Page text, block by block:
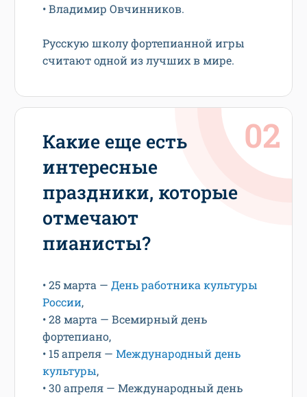
• Владимир Овчинников.
Русскую школу фортепианной игры
считают одной из лучших в мире.
Какие еще есть
интересные
праздники, которые
отмечают
пианисты?
• 25 марта — День работника культуры
России,
• 28 марта — Всемирный день
фортепиано,
• 15 апреля — Международный день
культуры,
• 30 апреля — Международный день